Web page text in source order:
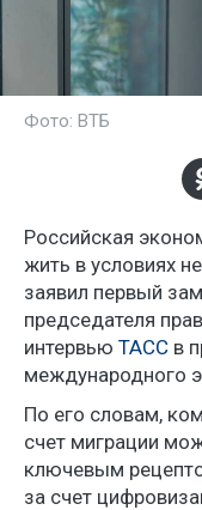
Фото: ВТБ
Российская
жить в условиях
заявил первый
председателя
интервью ТАСС в
международного
По его словам,
счет миграции
ключевым
за счет